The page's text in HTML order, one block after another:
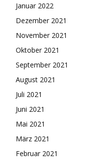
Januar 2022
Dezember 2021
November 2021
Oktober 2021
September 2021
August 2021
Juli 2021
Juni 2021
Mai 2021
März 2021
Februar 2021